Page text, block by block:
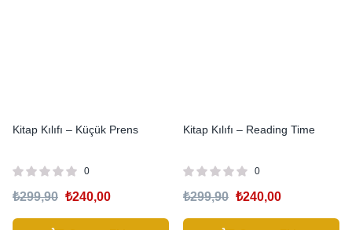
Kitap Kılıfı – Küçük Prens
0
₺299,90 ₺240,00
Kitap Kılıfı – Reading Time
0
₺299,90 ₺240,00